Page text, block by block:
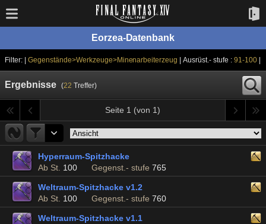
Eorzea-Datenbank
Filter: | Gegenstände>Werkzeuge>Minenarbeiterzeug | Ausrüst.- stufe : 91-100|
Ergebnisse (22 Treffer)
Seite 1 (von 1)
Hyperraum-Spitzhacke
Ab St. 100 Gegenst.- stufe 765
Weltraum-Spitzhacke v1.2
Ab St. 100 Gegenst.- stufe 760
Weltraum-Spitzhacke v1.1